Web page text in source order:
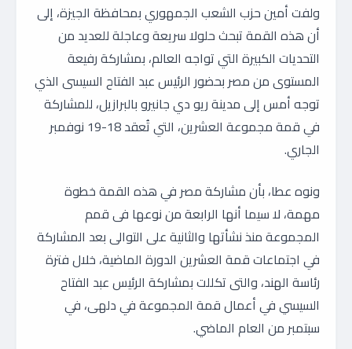
ولفت أمين حزب الشعب الجمهوري بمحافظة الجيزة، إلى
أن هذه القمة تبحث حلولا سريعة وعاجلة للعديد من
التحديات الكبيرة التي تواجه العالم، بمشاركة رفيعة
المستوى من مصر بحضور الرئيس عبد الفتاح السيسى الذي
توجه أمس إلى مدينة ريو دي جانيرو بالبرازيل، للمشاركة
في قمة مجموعة العشرين، التي تُعقد 18-19 نوفمبر
الجاري.
ونوه عطا، بأن مشاركة مصر في هذه القمة خطوة
مهمة، لا سيما أنها الرابعة من نوعها فى قمم
المجموعة منذ نشأتها والثانية على التوالى بعد المشاركة
في اجتماعات قمة العشرين الدورة الماضية، خلال فترة
رئاسة الهند، والتى تكللت بمشاركة الرئيس عبد الفتاح
السيسي في أعمال قمة المجموعة في دلهى، في
سبتمبر من العام الماضي.